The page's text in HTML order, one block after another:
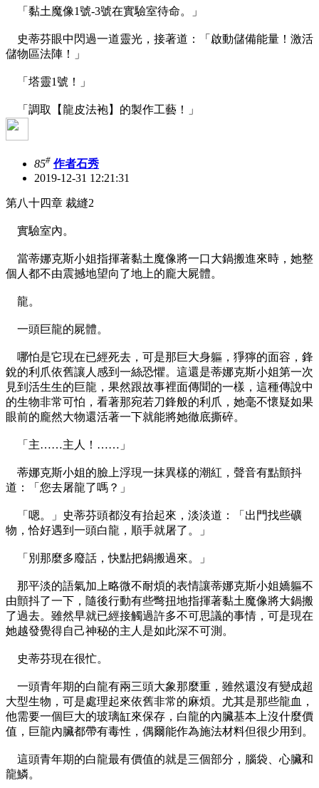
「黏土魔像1號-3號在實驗室待命。」
史蒂芬眼中閃過一道靈光，接著道：「啟動儲備能量！激活
儲物區法陣！」
「塔靈1號！」
「調取【龍皮法袍】的製作工藝！」
85# 作者石秀
2019-12-31 12:21:31
第八十四章 裁縫2
實驗室內。
當蒂娜克斯小姐指揮著黏土魔像將一口大鍋搬進來時，她整
個人都不由震撼地望向了地上的龐大屍體。
龍。
一頭巨龍的屍體。
哪怕是它現在已經死去，可是那巨大身軀，猙獰的面容，鋒
銳的利爪依舊讓人感到一絲恐懼。這還是蒂娜克斯小姐第一次
見到活生生的巨龍，果然跟故事裡面傳聞的一樣，這種傳說中
的生物非常可怕，看著那宛若刀鋒般的利爪，她毫不懷疑如果
眼前的龐然大物還活著一下就能將她徹底撕碎。
「主……主人！……」
蒂娜克斯小姐的臉上浮現一抹異樣的潮紅，聲音有點顫抖
道：「您去屠龍了嗎？」
「嗯。」史蒂芬頭都沒有抬起來，淡淡道：「出門找些礦
物，恰好遇到一頭白龍，順手就屠了。」
「別那麼多廢話，快點把鍋搬過來。」
那平淡的語氣加上略微不耐煩的表情讓蒂娜克斯小姐嬌軀不
由顫抖了一下，隨後行動有些彆扭地指揮著黏土魔像將大鍋搬
了過去。雖然早就已經接觸過許多不可思議的事情，可是現在
她越發覺得自己神秘的主人是如此深不可測。
史蒂芬現在很忙。
一頭青年期的白龍有兩三頭大象那麼重，雖然還沒有變成超
大型生物，可是處理起來依舊非常的麻煩。尤其是那些龍血，
他需要一個巨大的玻璃缸來保存，白龍的內臟基本上沒什麼價
值，巨龍內臟都帶有毒性，偶爾能作為施法材料但很少用到。
這頭青年期的白龍最有價值的就是三個部分，腦袋、心臟和
龍鱗。